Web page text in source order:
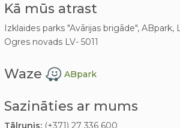
Kā mūs atrast
Izklaides parks "Avārijas brigāde",
Ogres novads LV- 5011
Waze ABpark
Sazināties ar mums
Tālrunis:(+371) 27 336 600